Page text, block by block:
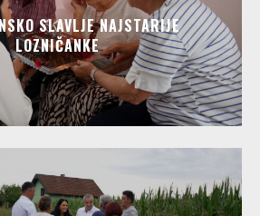
SLAVLJE NAJSTARIJE
LOZNIČANKE